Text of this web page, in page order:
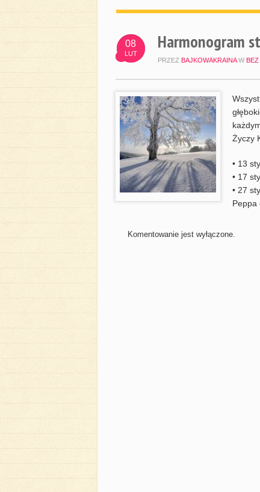
08
LUT
Harmonogram
PRZEZ BAJKOWAKRAINA W
Życzy
• 13
• 17
• 27
Peppa
Komentowanie jest wyłączone.